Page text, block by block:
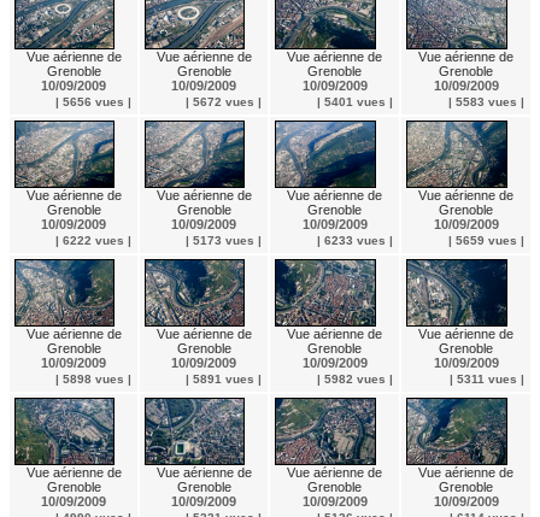
Vue aérienne de
Grenoble
10/09/2009
| 5656 vues |
Vue aérienne de
Grenoble
10/09/2009
| 5672 vues |
Vue aérienne de
Grenoble
10/09/2009
| 5401 vues |
Vue aérienne de
Grenoble
10/09/2009
| 5583 vues |
Vue aérienne de
Grenoble
10/09/2009
| 6222 vues |
Vue aérienne de
Grenoble
10/09/2009
| 5173 vues |
Vue aérienne de
Grenoble
10/09/2009
| 6233 vues |
Vue aérienne de
Grenoble
10/09/2009
| 5659 vues |
Vue aérienne de
Grenoble
10/09/2009
| 5898 vues |
Vue aérienne de
Grenoble
10/09/2009
| 5891 vues |
Vue aérienne de
Grenoble
10/09/2009
| 5982 vues |
Vue aérienne de
Grenoble
10/09/2009
| 5311 vues |
Vue aérienne de
Grenoble
10/09/2009
Vue aérienne de
Grenoble
10/09/2009
Vue aérienne de
Grenoble
10/09/2009
Vue aérienne de
Grenoble
10/09/2009